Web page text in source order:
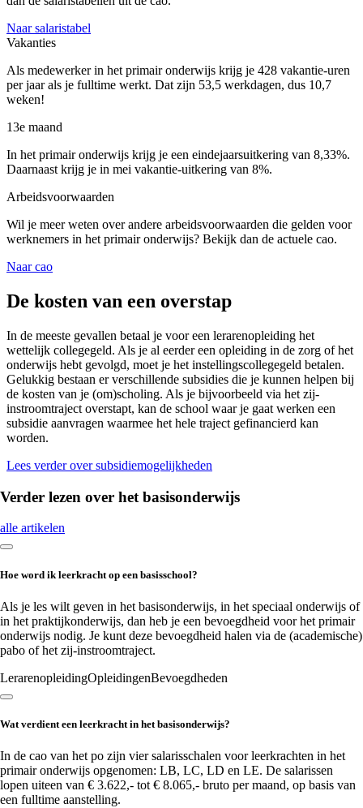
Naar salaristabel
Vakanties
Als medewerker in het primair onderwijs krijg je 428 vakantie-uren
per jaar als je fulltime werkt. Dat zijn 53,5 werkdagen, dus 10,7
weken!
13e maand
In het primair onderwijs krijg je een eindejaarsuitkering van 8,33%.
Daarnaast krijg je in mei vakantie-uitkering van 8%.
Arbeidsvoorwaarden
Wil je meer weten over andere arbeidsvoorwaarden die gelden voor
werknemers in het primair onderwijs? Bekijk dan de actuele cao.
Naar cao
De kosten van een overstap
In de meeste gevallen betaal je voor een lerarenopleiding het
wettelijk collegegeld. Als je al eerder een opleiding in de zorg of het
onderwijs hebt gevolgd, moet je het instellingscollegegeld betalen.
Gelukkig bestaan er verschillende subsidies die je kunnen helpen bij
de kosten van je (om)scholing. Als je bijvoorbeeld via het zij-
instroomtraject overstapt, kan de school waar je gaat werken een
subsidie aanvragen waarmee het hele traject gefinancierd kan
worden.
Lees verder over subsidiemogelijkheden
Verder lezen over het basisonderwijs
alle artikelen
Hoe word ik leerkracht op een basisschool?
Als je les wilt geven in het basisonderwijs, in het speciaal onderwijs of
in het praktijkonderwijs, dan heb je een bevoegdheid voor het primair
onderwijs nodig. Je kunt deze bevoegdheid halen via de (academische)
pabo of het zij-instroomtraject.
LerarenopleidingOpleidingenBevoegdheden
Wat verdient een leerkracht in het basisonderwijs?
In de cao van het po zijn vier salarisschalen voor leerkrachten in het
primair onderwijs opgenomen: LB, LC, LD en LE. De salarissen
lopen uiteen van € 3.622,- tot € 8.065,- bruto per maand, op basis van
een fulltime aanstelling.